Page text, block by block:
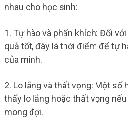
nhau cho học sinh:
1. Tự hào và phấn khích: Đối
quả tốt, đây là thời điểm để tự
của mình.
2. Lo lắng và thất vọng: Một số
thấy lo lắng hoặc thất vọng
mong đợi.